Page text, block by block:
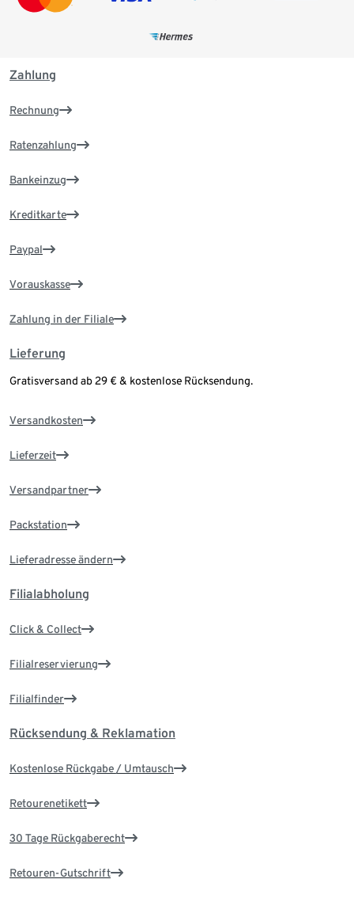
Zahlung
Rechnung
Ratenzahlung
Bankeinzug
Kreditkarte
Paypal
Vorauskasse
Zahlung in der Filiale
Lieferung
Gratisversand ab 29 € & kostenlose Rücksendung.
Versandkosten
Lieferzeit
Versandpartner
Packstation
Lieferadresse ändern
Filialabholung
Click & Collect
Filialreservierung
Filialfinder
Rücksendung & Reklamation
Kostenlose Rückgabe / Umtausch
Retourenetikett
30 Tage Rückgaberecht
Retouren-Gutschrift